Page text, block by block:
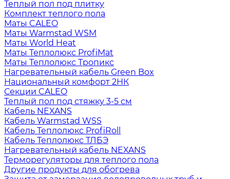
Теплый пол под плитку
Комплект теплого пола
Маты CALEO
Маты Warmstad WSM
Маты World Heat
Маты Теплолюкс ProfiMat
Маты Теплолюкс Тропикс
Нагревательный кабель Green Box
Национальный комфорт 2НК
Секции CALEO
Теплый пол под стяжку 3-5 см
Кабель NEXANS
Кабель Warmstad WSS
Кабель Теплолюкс ProfiRoll
Кабель Теплолюкс ТЛБЭ
Нагревательный кабель NEXANS
Терморегуляторы для теплого пола
Другие продукты для обогрева